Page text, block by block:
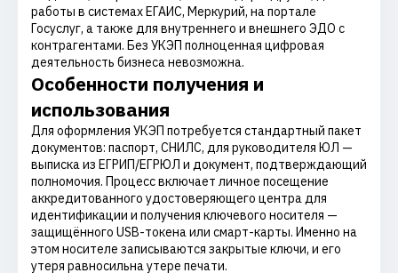
работы в системах ЕГАИС, Меркурий, на портале
Госуслуг, а также для внутреннего и внешнего ЭДО с
контрагентами. Без УКЭП полноценная цифровая
деятельность бизнеса невозможна.
Особенности получения и
использования
Для оформления УКЭП потребуется стандартный пакет
документов: паспорт, СНИЛС, для руководителя ЮЛ —
выписка из ЕГРИП/ЕГРЮЛ и документ, подтверждающий
полномочия. Процесс включает личное посещение
аккредитованного удостоверяющего центра для
идентификации и получения ключевого носителя —
защищённого USB-токена или смарт-карты. Именно на
этом носителе записываются закрытые ключи, и его
утеря равносильна утере печати.